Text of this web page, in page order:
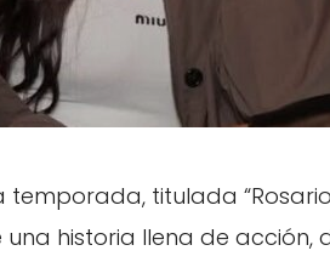
temporada, titulada
historia llena de acción,